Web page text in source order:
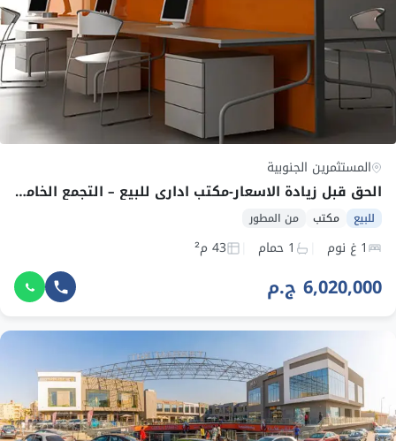
المستثمرين الجنوبية
الحق قبل زيادة الاسعار-مكتب اداري للبيع – التجمع الخامس- بالتقسيط
للبيع مكتب من المطور
1 غ نوم 1 حمام 43 م²
6,020,000 ج.م